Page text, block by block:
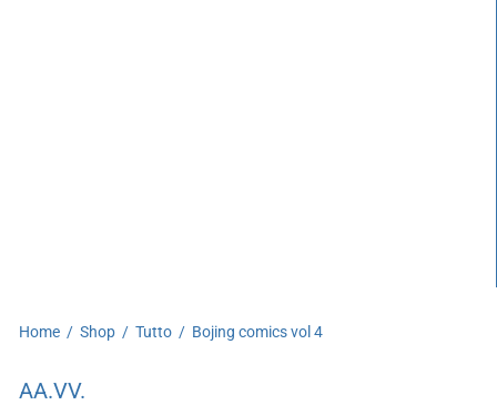
Home / Shop / Tutto / Bojing comics vol 4
AA.VV.